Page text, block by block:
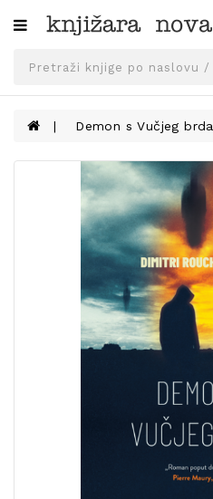
Kategorije
SVEUČILIŠNA
UDŽBENICI
KNJIGE
PRIBOR
UDŽBENIKE!
Demon s Vučjeg brda